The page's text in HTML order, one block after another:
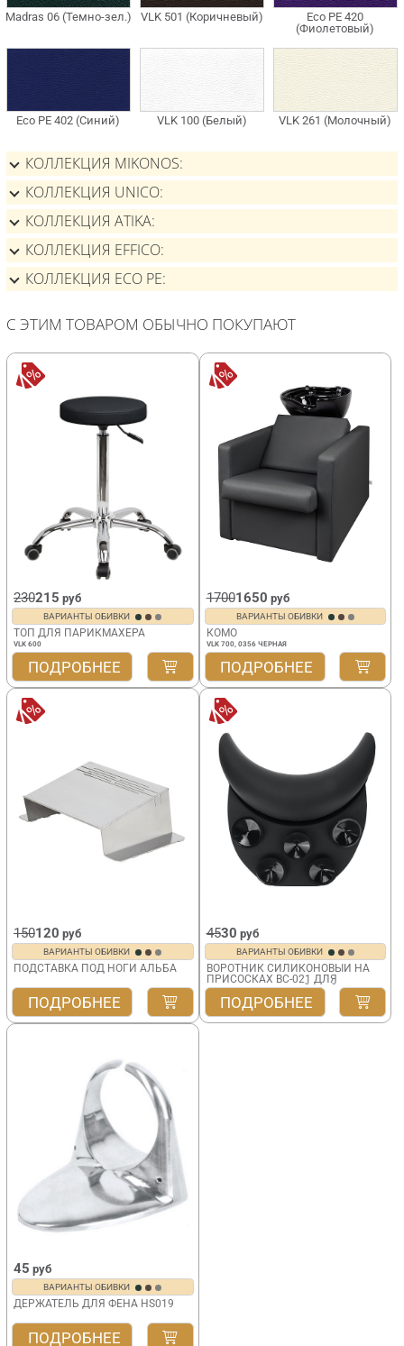
КОЛЛЕКЦИЯ MIKONOS
КОЛЛЕКЦИЯ UNICO
КОЛЛЕКЦИЯ ATIKA
КОЛЛЕКЦИЯ EFFICO
КОЛЛЕКЦИЯ ECO PE
С ЭТИМ ТОВАРОМ ОБЫЧНО ПОКУПАЮТ
230215 руб
ВАРИАНТЫ ОБИВКИ
ТОП ДЛЯ ПАРИКМАХЕРА
VLK 600
ПОДРОБНЕЕ
17001650 руб
ВАРИАНТЫ ОБИВКИ
КОМО
VLK 700, 0356 ЧЕРНАЯ
ПОДРОБНЕЕ
150120 руб
ВАРИАНТЫ ОБИВКИ
ПОДСТАВКА ПОД НОГИ АЛЬБА
ПОДРОБНЕЕ
4530 руб
ВАРИАНТЫ ОБИВКИ
ВОРОТНИК СИЛИКОНОВЫЙ НА
ПРИСОСКАХ BC-021 ДЛЯ
ПАРИКМАХЕРСКОЙ МОЙКИ
ПОДРОБНЕЕ
45 руб
ВАРИАНТЫ ОБИВКИ
ДЕРЖАТЕЛЬ ДЛЯ ФЕНА HS019
ПОДРОБНЕЕ